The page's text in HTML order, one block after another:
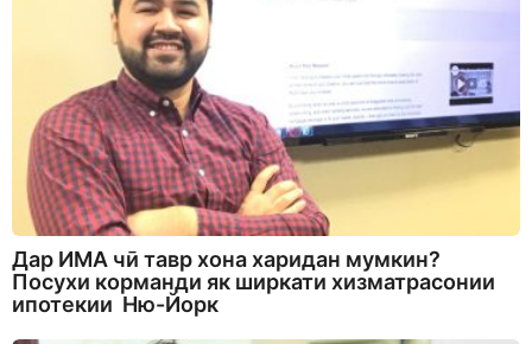
Дар ИМА чӣ тавр хона харидан мумкин?
Посухи корманди як ширкати хизматрасонии
ипотекии Ню-Йорк